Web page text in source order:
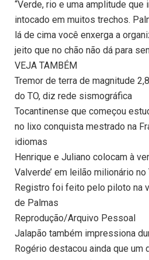
“Verde, rio e uma amplitude que
intocado em muitos trechos.
lá de cima você enxerga a
jeito que no chão não dá para
VEJA TAMBÉM
Tremor de terra de magnitude
do TO, diz rede sismográfica
Tocantinense que começou
no lixo conquista mestrado na
idiomas
Henrique e Juliano colocam à
Valverde’ em leilão milionário no
Registro foi feito pelo piloto na
de Palmas
Reprodução/Arquivo Pessoal
Jalapão também impressiona
Rogério destacou ainda que um